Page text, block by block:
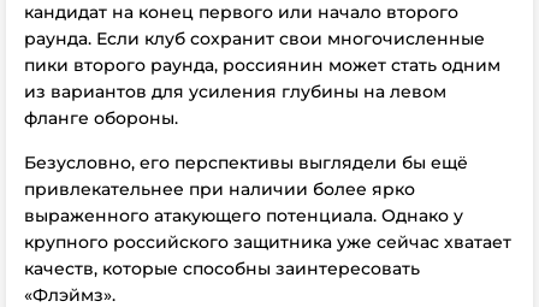
кандидат на конец первого или начало второго
раунда. Если клуб сохранит свои многочисленные
пики второго раунда, россиянин может стать одним
из вариантов для усиления глубины на левом
фланге обороны.
Безусловно, его перспективы выглядели бы ещё
привлекательнее при наличии более ярко
выраженного атакующего потенциала. Однако у
крупного российского защитника уже сейчас хватает
качеств, которые способны заинтересовать
«Флэймз».